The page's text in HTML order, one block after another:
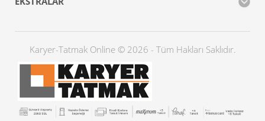
Karyer-Tatmak Online © 2026 - Tüm Hakları Saklıdır.